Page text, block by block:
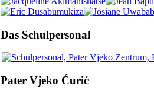
Das Schulpersonal
Pater Vjeko Ćurić